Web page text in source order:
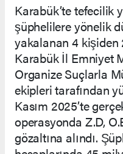
Karabük’te tefecilik
şüphelilere yönelik
yakalanan 4 kişiden
Karabük İl Emniyet
Organize Suçlarla
ekipleri tarafından
Kasım 2025’te
operasyonda Z.D,
gözaltına alındı.